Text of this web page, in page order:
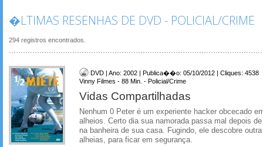
�LTIMAS RESENHAS DE DVD - POLICIAL/CRIME
294 registros encontrados.
DVD | Ano: 2002 | Publica��o: 05/10/2012 | Cliques: 4538
Vinny Filmes - 88 Min. - Policial/Crime
Vidas Compartilhadas
Nenhum 0 Peter é um experiente hacker obcecado
alheios. Certo dia sua namorada passa mal depois
na banheira de sua casa. Fugindo, ele descobre
alheias, para ficar em segurança.